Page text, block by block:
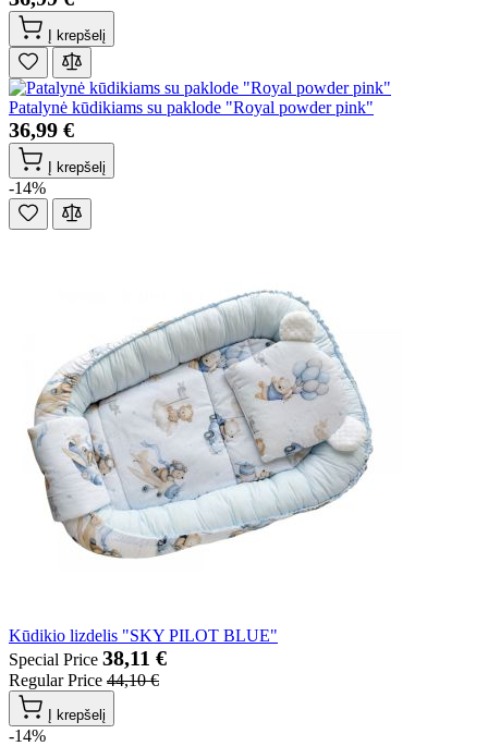
Į krepšelį
Patalynė kūdikiams su paklode "Royal powder pink"
36,99 €
Į krepšelį
-14%
Kūdikio lizdelis "SKY PILOT BLUE"
Special Price 38,11 €
Regular Price 44,10 €
Į krepšelį
-14%